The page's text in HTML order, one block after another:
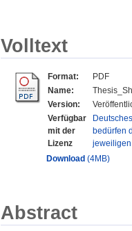
Volltext
Format:
PDF
Name:
Version:
Verfügbar
mit der
Lizenz
bedürfen
Download (4MB)
Abstract